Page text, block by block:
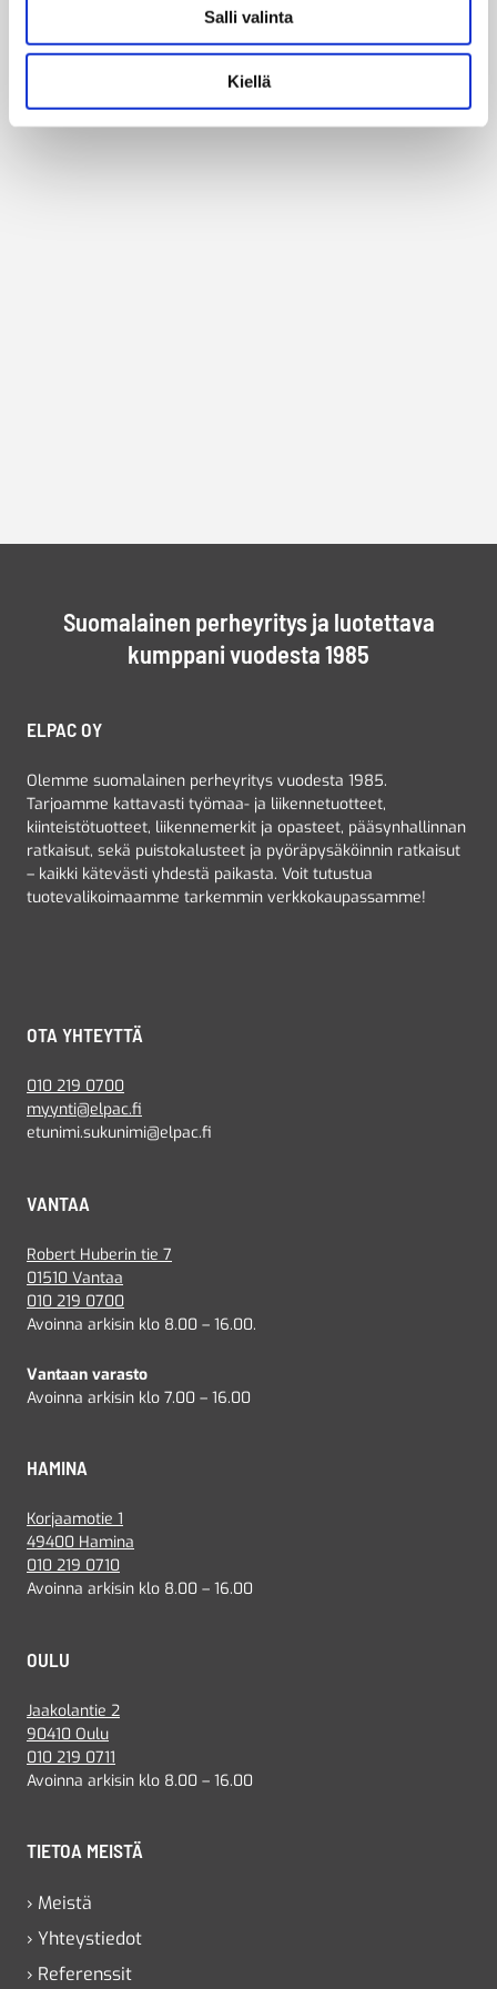
Salli valinta
Kiellä
Alan parhaat merkit
Suomalainen perheyritys ja luotettava
kumppani vuodesta 1985
ELPAC OY
Olemme suomalainen perheyritys vuodesta 1985.
Tarjoamme kattavasti työmaa- ja liikennetuotteet,
kiinteistötuotteet, liikennemerkit ja opasteet, pääsynhallinnan
ratkaisut, sekä puistokalusteet ja pyöräpysäköinnin ratkaisut
– kaikki kätevästi yhdestä paikasta. Voit tutustua
tuotevalikoimaamme tarkemmin verkkokaupassamme!
OTA YHTEYTTÄ
010 219 0700
myynti@elpac.fi
etunimi.sukunimi@elpac.fi
VANTAA
Robert Huberin tie 7
01510 Vantaa
010 219 0700
Avoinna arkisin klo 8.00 – 16.00.
Vantaan varasto
Avoinna arkisin klo 7.00 – 16.00
HAMINA
Korjaamotie 1
49400 Hamina
010 219 0710
Avoinna arkisin klo 8.00 – 16.00
OULU
Jaakolantie 2
90410 Oulu
010 219 0711
Avoinna arkisin klo 8.00 – 16.00
TIETOA MEISTÄ
› Meistä
› Yhteystiedot
› Referenssit